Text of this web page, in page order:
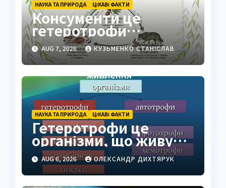
НАУКА ТА ПРИРОДА ЦІКАВІ ФАКТИ
Консументи це
гетеротрофи
екосистеми
AUG 7, 2026 КУЗЬМЕНКО СТАНІСЛАВ
НАУКА ТА ПРИРОДА ЦІКАВІ ФАКТИ
Гетеротрофи це
організми, що живуть
за рахунок готової
органіки
AUG 6, 2026 ОЛЕКСАНДР ДИХТЯРУК